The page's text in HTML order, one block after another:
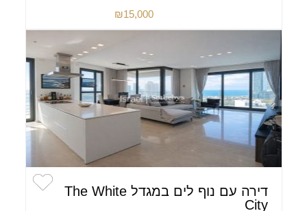
₪15,000
דירה עם נוף לים במגדל The White
City